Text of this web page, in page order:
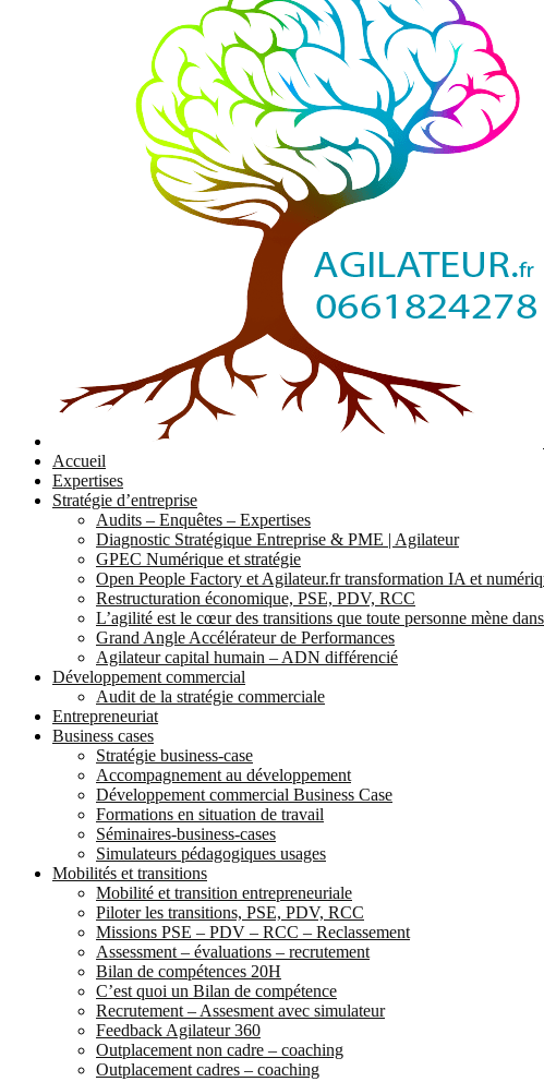
Accueil
Expertises
Stratégie d’entreprise
Audits – Enquêtes – Expertises
Diagnostic Stratégique Entreprise & PME | Agilateur
GPEC Numérique et stratégie
Open People Factory et Agilateur.fr transformation IA et
Restructuration économique, PSE, PDV, RCC
L’agilité est le cœur des transitions que toute personne mène
Grand Angle Accélérateur de Performances
Agilateur capital humain – ADN différencié
Développement commercial
Audit de la stratégie commerciale
Entrepreneuriat
Business cases
Stratégie business-case
Accompagnement au développement
Développement commercial Business Case
Formations en situation de travail
Séminaires-business-cases
Simulateurs pédagogiques usages
Mobilités et transitions
Mobilité et transition entrepreneuriale
Piloter les transitions, PSE, PDV, RCC
Missions PSE – PDV – RCC – Reclassement
Assessment – évaluations – recrutement
Bilan de compétences 20H
C’est quoi un Bilan de compétence
Recrutement – Assesment avec simulateur
Feedback Agilateur 360
Outplacement non cadre – coaching
Outplacement cadres – coaching